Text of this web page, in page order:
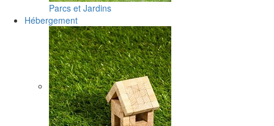
Parcs et Jardins
Hébergement